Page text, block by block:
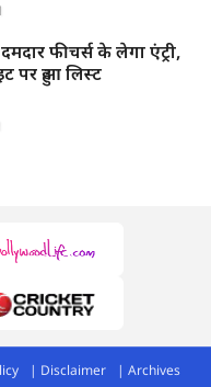
फीचर्स के लेगा एंट्री,
पर हुआ लिस्ट
Disclaimer
Archives